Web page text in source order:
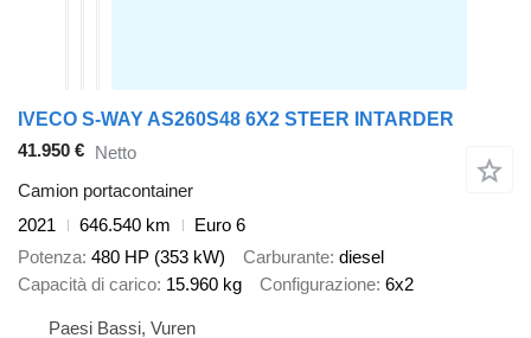
IVECO S-WAY AS260S48 6X2 STEER INTARDER
41.950 € Netto
Camion portacontainer
2021
646.540 km
Euro 6
Potenza 480 HP (353 kW) Carburante diesel
Capacità di carico 15.960 kg Configurazione 6x2
Paesi Bassi, Vuren